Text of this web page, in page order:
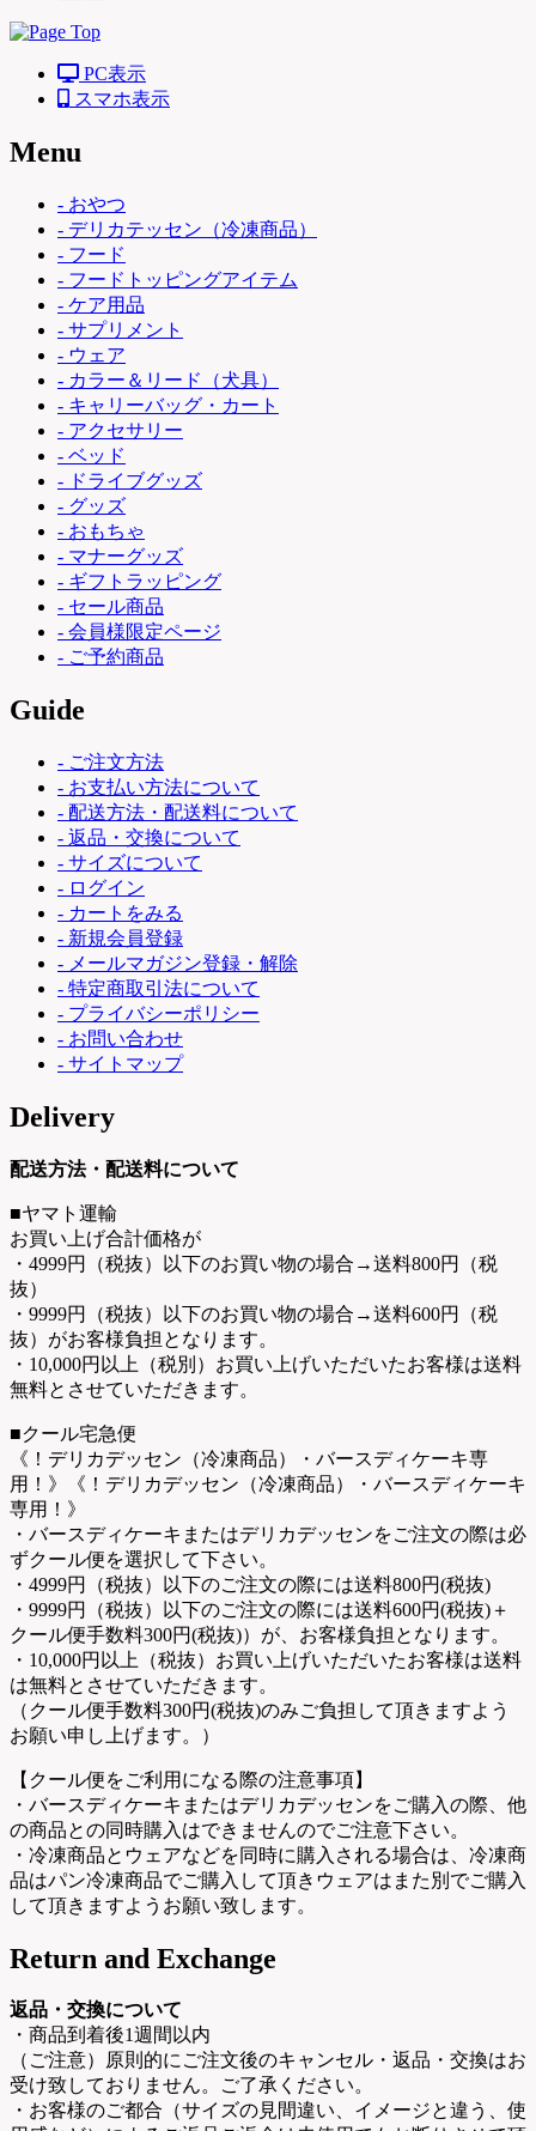
PC表示
スマホ表示
Menu
- おやつ
- デリカテッセン（冷凍商品）
- フード
- フードトッピングアイテム
- ケア用品
- サプリメント
- ウェア
- カラー＆リード（犬具）
- キャリーバッグ・カート
- アクセサリー
- ベッド
- ドライブグッズ
- グッズ
- おもちゃ
- マナーグッズ
- ギフトラッピング
- セール商品
- 会員様限定ページ
- ご予約商品
Guide
- ご注文方法
- お支払い方法について
- 配送方法・配送料について
- 返品・交換について
- サイズについて
- ログイン
- カートをみる
- 新規会員登録
- メールマガジン登録・解除
- 特定商取引法について
- プライバシーポリシー
- お問い合わせ
- サイトマップ
Delivery
配送方法・配送料について
■ヤマト運輸
お買い上げ合計価格が
・4999円（税抜）以下のお買い物の場合→送料800円（税
抜）
・9999円（税抜）以下のお買い物の場合→送料600円（税
抜）がお客様負担となります。
・10,000円以上（税別）お買い上げいただいたお客様は送料
無料とさせていただきます。
■クール宅急便
《！デリカデッセン（冷凍商品）・バースディケーキ専
用！》《！デリカデッセン（冷凍商品）・バースディケーキ
専用！》
・バースディケーキまたはデリカデッセンをご注文の際は必
ずクール便を選択して下さい。
・4999円（税抜）以下のご注文の際には送料800円(税抜)
・9999円（税抜）以下のご注文の際には送料600円(税抜)＋
クール便手数料300円(税抜)）が、お客様負担となります。
・10,000円以上（税抜）お買い上げいただいたお客様は送料
は無料とさせていただきます。
（クール便手数料300円(税抜)のみご負担して頂きますよう
お願い申し上げます。）
【クール便をご利用になる際の注意事項】
・バースディケーキまたはデリカデッセンをご購入の際、他
の商品との同時購入はできませんのでご注意下さい。
・冷凍商品とウェアなどを同時に購入される場合は、冷凍商
品はパン冷凍商品でご購入して頂きウェアはまた別でご購入
して頂きますようお願い致します。
Return and Exchange
返品・交換について
・商品到着後1週間以内
（ご注意）原則的にご注文後のキャンセル・返品・交換はお
受け致しておりません。ご了承ください。
・お客様のご都合（サイズの見間違い、イメージと違う、使